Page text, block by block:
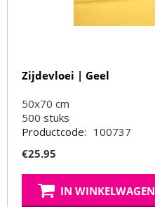
Zijdevloei | Geel
50x70 cm
500 stuks
Productcode: 100737
€25.95
IN WINKELWAGEN